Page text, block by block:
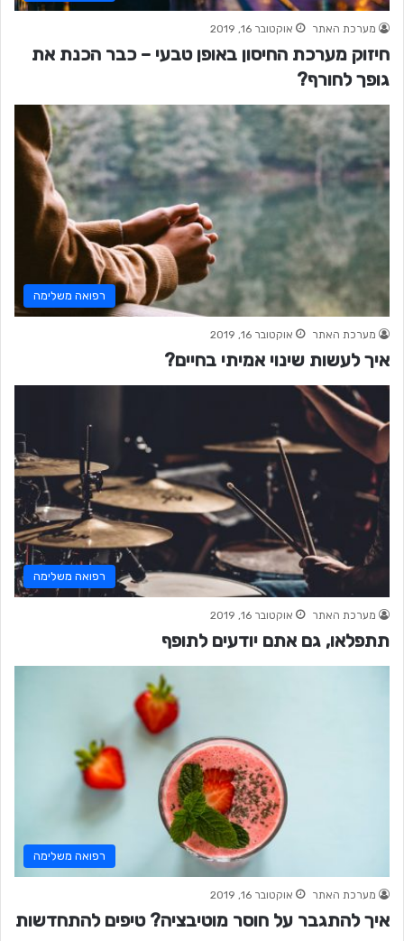
מערכת האתר אוקטובר 16, 2019
חיזוק מערכת החיסון באופן טבעי – כבר הכנת את
גופך לחורף?
רפואה משלימה
מערכת האתר אוקטובר 16, 2019
איך לעשות שינוי אמיתי בחיים?
רפואה משלימה
מערכת האתר אוקטובר 16, 2019
תתפלאו, גם אתם יודעים לתופף
רפואה משלימה
מערכת האתר אוקטובר 16, 2019
איך להתגבר על חוסר מוטיבציה? טיפים להתחדשות